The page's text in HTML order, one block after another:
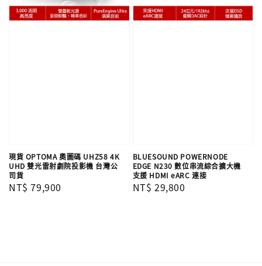
現貨 OPTOMA 奧圖碼 UHZ58 4K
UHD 雙光雷射劇院投影機 台灣公
司貨
Regular
NT$ 79,900
BLUESOUND POWERNODE
EDGE N230 數位串流綜合擴大機
支援 HDMI eARC 連接
Regular
NT$ 29,800